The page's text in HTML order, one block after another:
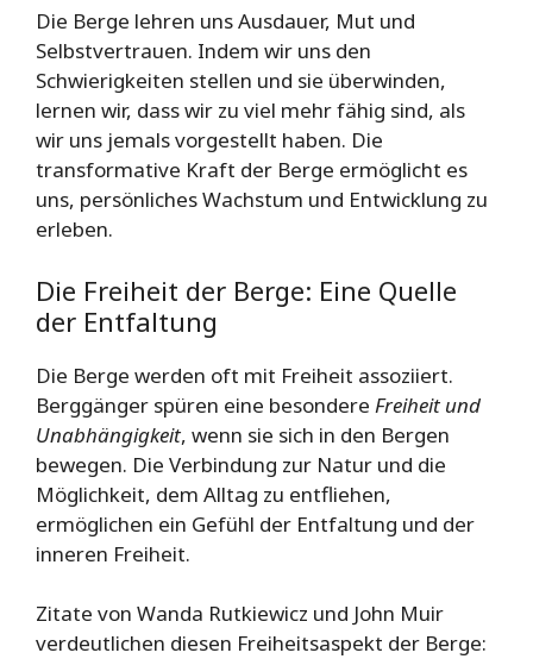
Die Berge lehren uns Ausdauer, Mut und
Selbstvertrauen. Indem wir uns den
Schwierigkeiten stellen und sie überwinden,
lernen wir, dass wir zu viel mehr fähig sind, als
wir uns jemals vorgestellt haben. Die
transformative Kraft der Berge ermöglicht es
uns, persönliches Wachstum und Entwicklung zu
erleben.
Die Freiheit der Berge: Eine Quelle
der Entfaltung
Die Berge werden oft mit Freiheit assoziiert.
Berggänger spüren eine besondere Freiheit und
Unabhängigkeit, wenn sie sich in den Bergen
bewegen. Die Verbindung zur Natur und die
Möglichkeit, dem Alltag zu entfliehen,
ermöglichen ein Gefühl der Entfaltung und der
inneren Freiheit.
Zitate von Wanda Rutkiewicz und John Muir
verdeutlichen diesen Freiheitsaspekt der Berge: